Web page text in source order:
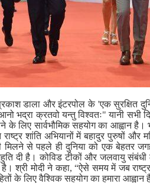
डाला और इंटरपोल के 'एक सुरक्षित
भद्रा क्रतवो यन्तु विश्वतः" यानी सभी
लिए सार्वभौमिक सहयोग का आह्वान है।
शांति अभियानों में बहादुर पुरुषों और
से पहले ही दुनिया को एक बेहतर
दी है। कोविड टीकों और जलवायु संबंधी
श्री मोदी ने कहा, “ऐसे समय में जब
के लिए वैश्विक सहयोग का हमारा आह्वान